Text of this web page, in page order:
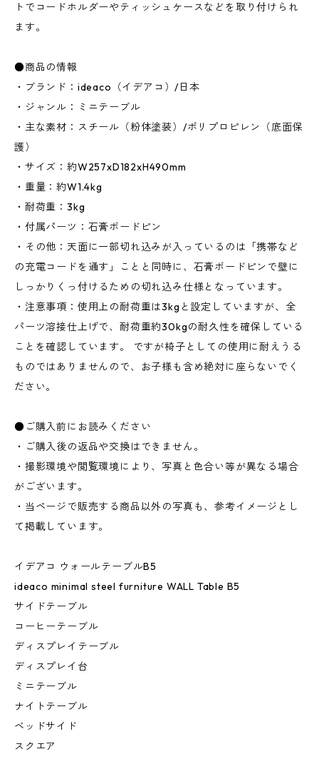
トでコードホルダーやティッシュケースなどを取り付けられ
ます。
●商品の情報
・ブランド：ideaco（イデアコ）/日本
・ジャンル：ミニテーブル
・主な素材：スチール（粉体塗装）/ポリプロピレン（底面保
護）
・サイズ：約W257xD182xH490mm
・重量：約W1.4kg
・耐荷重：3kg
・付属パーツ：石膏ボードピン
・その他：天面に一部切れ込みが入っているのは「携帯など
の充電コードを通す」ことと同時に、石膏ボードピンで壁に
しっかりくっ付けるための切れ込み仕様となっています。
・注意事項：使用上の耐荷重は3kgと設定していますが、全
パーツ溶接仕上げで、耐荷重約30kgの耐久性を確保している
ことを確認しています。 ですが椅子としての使用に耐えうる
ものではありませんので、お子様も含め絶対に座らないでく
ださい。
●ご購入前にお読みください
・ご購入後の返品や交換はできません。
・撮影環境や閲覧環境により、写真と色合い等が異なる場合
がございます。
・当ページで販売する商品以外の写真も、参考イメージとし
て掲載しています。
イデアコ ウォールテーブルB5
ideaco minimal steel furniture WALL Table B5
サイドテーブル
コーヒーテーブル
ディスプレイテーブル
ディスプレイ台
ミニテーブル
ナイトテーブル
ベッドサイド
スクエア